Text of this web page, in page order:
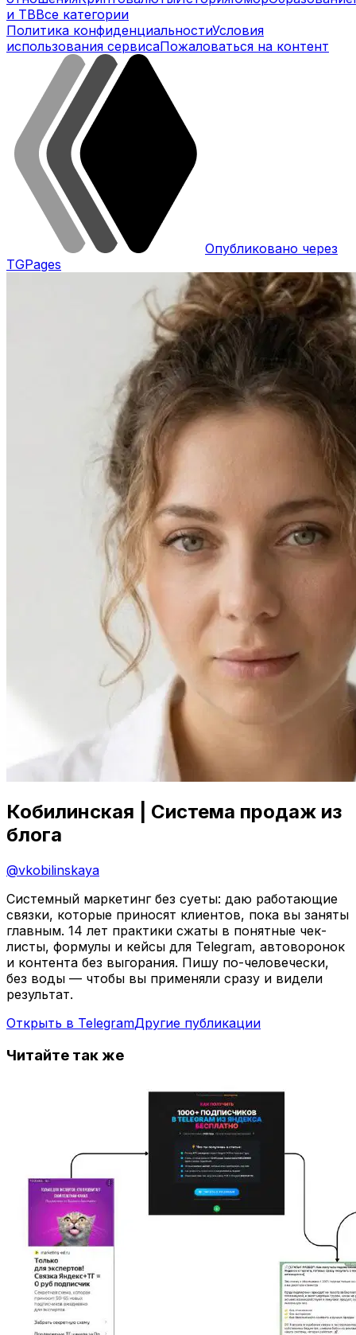
и ТВВсе категории
Политика конфиденциальностиУсловия
использования сервисаПожаловаться на контент
Опубликовано через
TGPages
Кобилинская | Система продаж из
блога
@vkobilinskaya
Системный маркетинг без суеты: даю работающие
связки, которые приносят клиентов, пока вы заняты
главным. 14 лет практики сжаты в понятные чек-
листы, формулы и кейсы для Telegram, автоворонок
и контента без выгорания. Пишу по-человечески,
без воды — чтобы вы применяли сразу и видели
результат.
Открыть в TelegramДругие публикации
Читайте так же